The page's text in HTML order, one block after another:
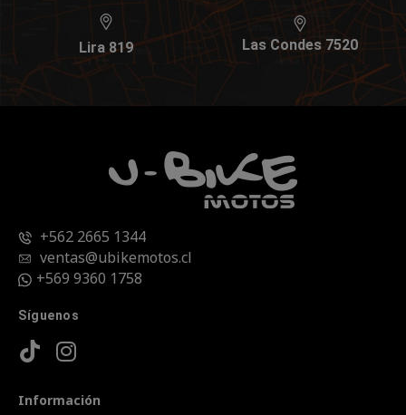
Lira 819 Las Condes 7520
+562 2665 1344
ventas@ubikemotos.cl
+569 9360 1758
Síguenos
Información